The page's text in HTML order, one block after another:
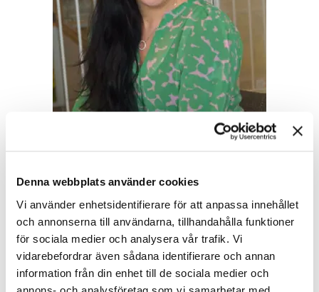
Denna webbplats använder cookies
Vi använder enhetsidentifierare för att anpassa innehållet
och annonserna till användarna, tillhandahålla funktioner
för sociala medier och analysera vår trafik. Vi
vidarebefordrar även sådana identifierare och annan
information från din enhet till de sociala medier och
annons- och analysföretag som vi samarbetar med.
oss snabbt. Vår affär och våra behov. De var
också duktiga på att utmana oss och bredda
perspektiven hur vi bör se på kompetens."
– Elina Åsberg, verksamhetsutvecklingschef
på Biototal